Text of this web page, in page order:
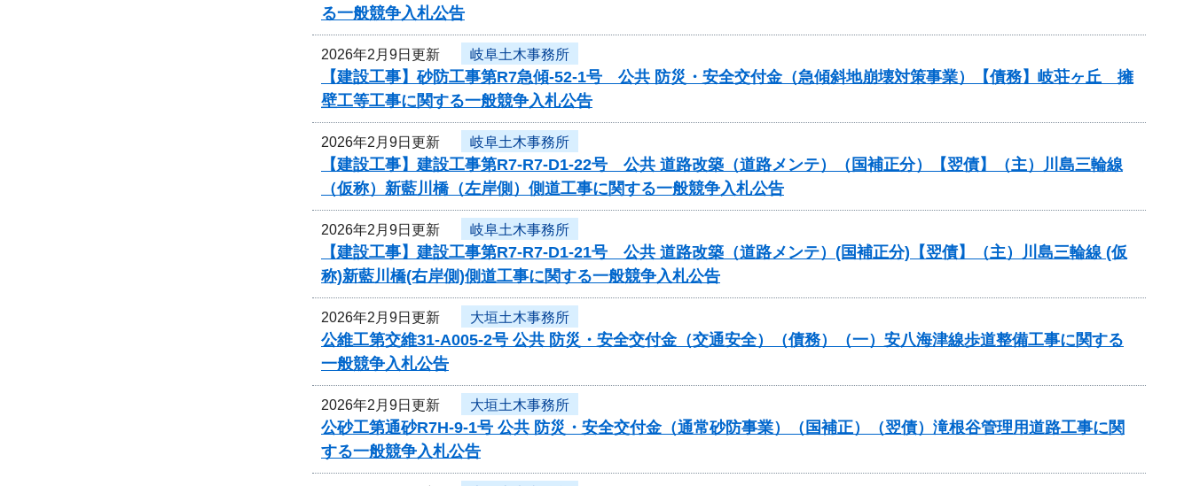
る一般競争入札公告
2026年2月9日更新 岐阜土木事務所
【建設工事】砂防工事第R7急傾-52-1号 公共 防災・安全交付金（急傾斜地崩壊対策事業）【債務】岐荘ヶ丘 擁
壁工等工事に関する一般競争入札公告
2026年2月9日更新 岐阜土木事務所
【建設工事】建設工事第R7-R7-D1-22号 公共 道路改築（道路メンテ）（国補正分）【翌債】（主）川島三輪線
（仮称）新藍川橋（左岸側）側道工事に関する一般競争入札公告
2026年2月9日更新 岐阜土木事務所
【建設工事】建設工事第R7-R7-D1-21号 公共 道路改築（道路メンテ）(国補正分)【翌債】（主）川島三輪線 (仮
称)新藍川橋(右岸側)側道工事に関する一般競争入札公告
2026年2月9日更新 大垣土木事務所
公維工第交維31-A005-2号 公共 防災・安全交付金（交通安全）（債務）（一）安八海津線歩道整備工事に関する
一般競争入札公告
2026年2月9日更新 大垣土木事務所
公砂工第通砂R7H-9-1号 公共 防災・安全交付金（通常砂防事業）（国補正）（翌債）滝根谷管理用道路工事に関
する一般競争入札公告